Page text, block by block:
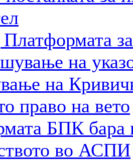
на
на
право на вето
БПК бара
во АСПИ